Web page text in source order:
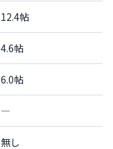
12.4帖
4.6帖
6.0帖
―
無し